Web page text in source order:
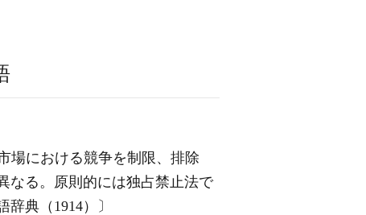
場における競争を制限、排除
なる。原則的には独占禁止法で
典（1914）〕